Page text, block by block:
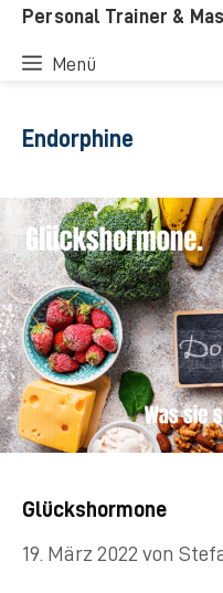
Zum
Inhalt
Personal Trainer &
Menü
Endorphine
Glückshormone
19. März 2022 von